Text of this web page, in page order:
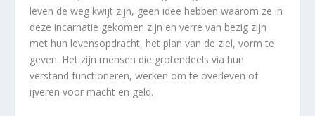
leven de weg kwijt zijn, geen idee hebben waarom ze in
deze incarnatie gekomen zijn en verre van bezig zijn
met hun levensopdracht, het plan van de ziel, vorm te
geven. Het zijn mensen die grotendeels via hun
verstand functioneren, werken om te overleven of
ijveren voor macht en geld.